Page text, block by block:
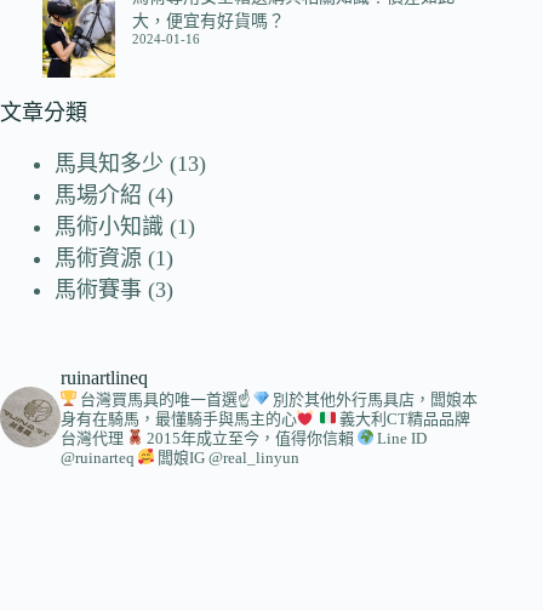
大，便宜有好貨嗎？
2024-01-16
文章分類
馬具知多少 (13)
馬場介紹 (4)
馬術小知識 (1)
馬術資源 (1)
馬術賽事 (3)
ruinartlineq
台灣買馬具的唯一首選☝
別於其他外行馬具店，闆娘本
身有在騎馬，最懂騎手與馬主的心
義大利CT精品品牌
台灣代理
2015年成立至今，值得你信賴
Line ID
@ruinarteq
闆娘IG @real_linyun